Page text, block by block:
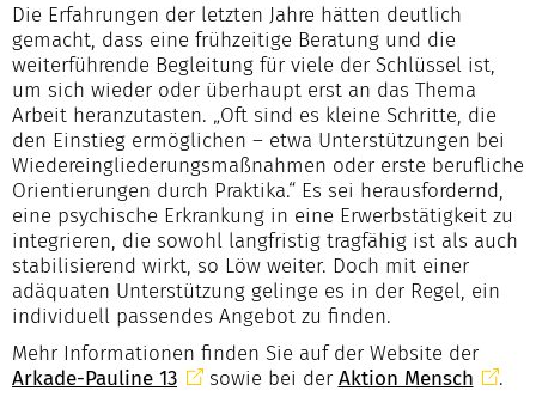
Die Erfahrungen der letzten Jahre hätten deutlich
gemacht, dass eine frühzeitige Beratung und die
weiterführende Begleitung für viele der Schlüssel ist,
um sich wieder oder überhaupt erst an das Thema
Arbeit heranzutasten. „Oft sind es kleine Schritte, die
den Einstieg ermöglichen – etwa Unterstützungen bei
Wiedereingliederungsmaßnahmen oder erste berufliche
Orientierungen durch Praktika.“ Es sei herausfordernd,
eine psychische Erkrankung in eine Erwerbstätigkeit zu
integrieren, die sowohl langfristig tragfähig ist als auch
stabilisierend wirkt, so Löw weiter. Doch mit einer
adäquaten Unterstützung gelinge es in der Regel, ein
individuell passendes Angebot zu finden.
Mehr Informationen finden Sie auf der Website der
Arkade-Pauline 13
sowie bei der Aktion Mensch .